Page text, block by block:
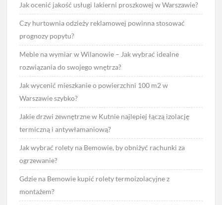
Jak ocenić jakość usługi lakierni proszkowej w Warszawie?
Czy hurtownia odzieży reklamowej powinna stosować
prognozy popytu?
Meble na wymiar w Wilanowie – Jak wybrać idealne
rozwiązania do swojego wnętrza?
Jak wycenić mieszkanie o powierzchni 100 m2 w
Warszawie szybko?
Jakie drzwi zewnętrzne w Kutnie najlepiej łączą izolację
termiczną i antywłamaniową?
Jak wybrać rolety na Bemowie, by obniżyć rachunki za
ogrzewanie?
Gdzie na Bemowie kupić rolety termoizolacyjne z
montażem?